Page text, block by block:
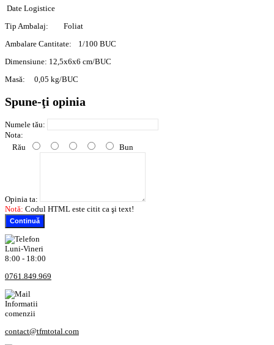
Date Logistice
Tip Ambalaj:
Foliat
Ambalare Cantitate:
1/100 BUC
Dimensiune: 12,5x6x6 cm/BUC
Masă:
0,05 kg/BUC
Spune-ţi opinia
Numele tău:
Nota:
Rău
Bun
Opinia ta:
Notă: Codul HTML este citit ca şi text!
Continuă
Luni-Vineri
8:00 - 18:00
0761.849.969
Informatii
comenzii
contact@tfmtotal.com